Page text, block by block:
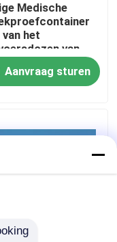
Medische
het
van
van het Bloed
Aanvraag sturen